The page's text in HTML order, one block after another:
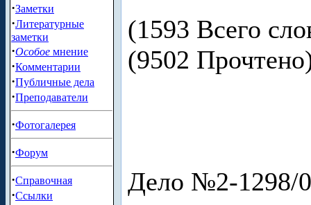
·Заметки
·Литературные
заметки
·Особое мнение
·Комментарии
·Публичные дела
·Преподаватели
·Фотогалерея
·Форум
·Справочная
·Ссылки
(1593 Всего
(9502
Дело №2-1298/